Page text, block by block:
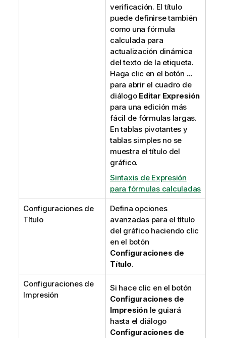
verificación. El título
puede definirse también
como una fórmula
calculada para
actualización dinámica
del texto de la etiqueta.
Haga clic en el botón ...
para abrir el cuadro de
diálogo Editar Expresión
para una edición más
fácil de fórmulas largas.
En tablas pivotantes y
tablas simples no se
muestra el título del
gráfico.
Sintaxis de Expresión
para fórmulas calculadas
Configuraciones de
Título
Defina opciones
avanzadas para el título
del gráfico haciendo clic
en el botón
Configuraciones de
Título.
Configuraciones de
Impresión
Si hace clic en el botón
Configuraciones de
Impresiónle guiará
hasta el diálogo
Configuraciones de